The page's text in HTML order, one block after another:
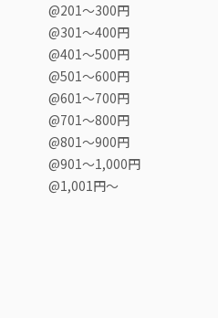
@201〜300円
@301〜400円
@401〜500円
@501〜600円
@601〜700円
@701〜800円
@801〜900円
@901〜1,000円
@1,001円〜